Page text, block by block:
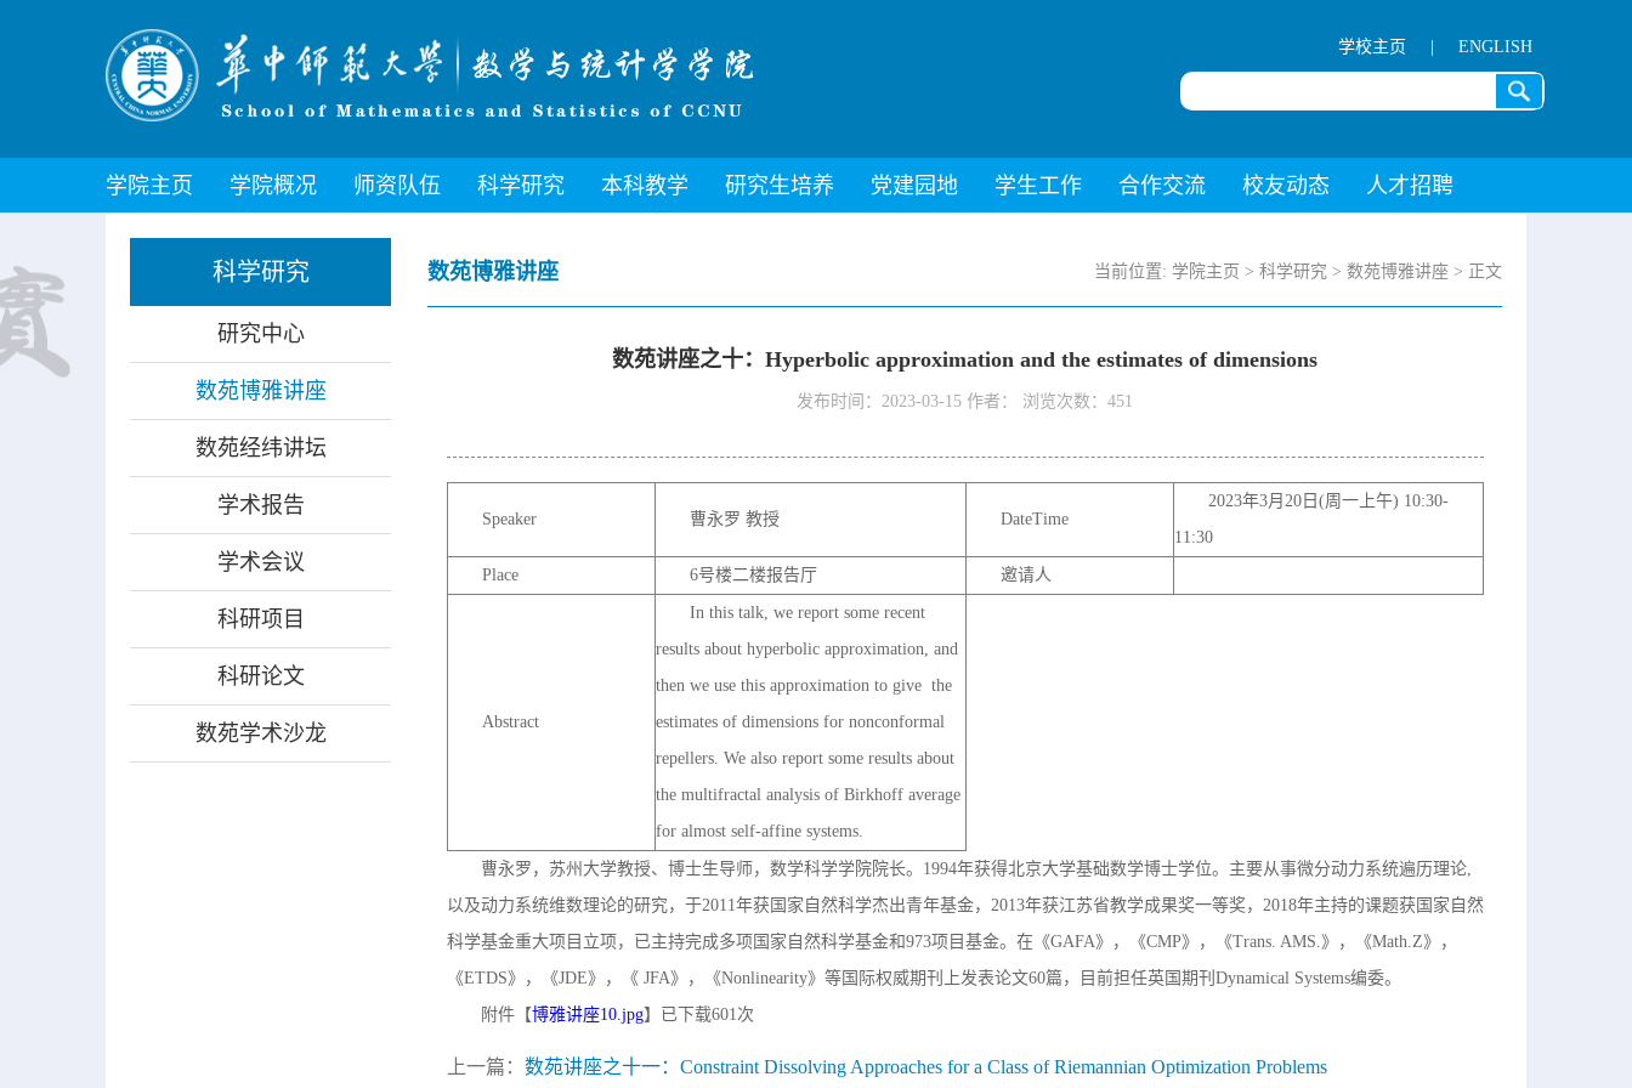
ENGLISH
学校主页
学院主页 学院概况 师资队伍 科学研究 本科教学 研究生培养 党建园地 学生工作 合作交流 校友动态 人才招聘
科学研究
研究中心
数苑博雅讲座
数苑经纬讲坛
学术报告
学术会议
科研项目
科研论文
数苑学术沙龙
数苑博雅讲座 当前位置: 学院主页 > 科学研究 > 数苑博雅讲座 > 正文
数苑讲座之十：Hyperbolic approximation and the estimates of dimensions
发布时间：2023-03-15 作者： 浏览次数：451
Speaker 曹永罗 教授 DateTime
2023年3月20日(周一上午) 10:30-
11:30
Place 6号楼二楼报告厅 邀请人
Abstract
In this talk, we report some recent
results about hyperbolic approximation, and
then we use this approximation to give the
estimates of dimensions for nonconformal
repellers. We also report some results about
the multifractal analysis of Birkhoff average
for almost self-affine systems.
曹永罗 ，苏州大学教授、博士生导师，数学科学学院院长。1994年获得北京大学基础数学博士学位。主要从事微分动力系统遍历理论,
以及动力系统维数理论的研究，于2011年获国家自然科学杰出青年基金，2013年获江苏省教学成果奖一等奖，2018年主持的课题获国家自然
科学基金重大项目立项，已主持完成多项国家自然科学基金和973项目基金。在《GAFA》，《CMP》，《Trans. AMS.》，《Math.Z》，
《ETDS》，《JDE》，《 JFA》，《Nonlinearity》等国际权威期刊上发表论文60篇，目前担任英国期刊Dynamical Systems编委。
附件【博雅讲座10.jpg】已下载601次
上一篇： 数苑讲座之十一：Constraint Dissolving Approaches for a Class of Riemannian Optimization Problems